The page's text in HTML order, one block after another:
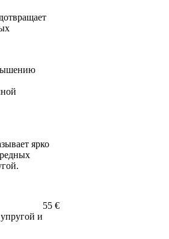
ярко
и
55 €